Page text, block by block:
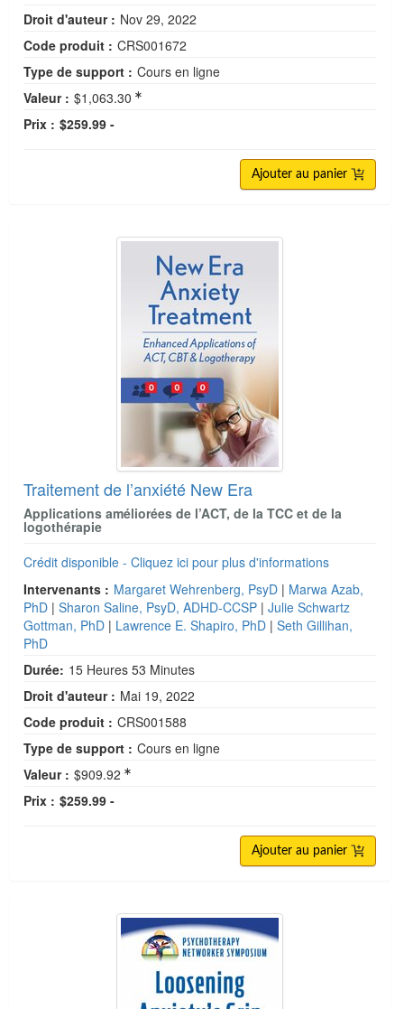
Droit d'auteur : Nov 29, 2022
Code produit : CRS001672
Type de support : Cours en ligne
Valeur : $1,063.30
Prix : $259.99 -
Ajouter au panier
Traitement de l’anxiété New Era
Applications améliorées de l’ACT, de la TCC et de la
logothérapie
Crédit disponible - Cliquez ici pour plus d'informations
Intervenants : Margaret Wehrenberg, PsyD | Marwa Azab,
PhD | Sharon Saline, PsyD, ADHD-CCSP | Julie Schwartz
Gottman, PhD | Lawrence E. Shapiro, PhD | Seth Gillihan,
PhD
Durée: 15 Heures 53 Minutes
Droit d'auteur : Mai 19, 2022
Code produit : CRS001588
Type de support : Cours en ligne
Valeur : $909.92
Prix : $259.99 -
Ajouter au panier